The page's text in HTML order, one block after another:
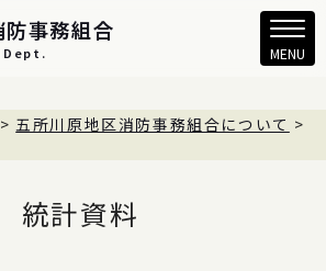
事務組合
Dept. MENU
>五所川原地区消防事務組合について >
統計資料